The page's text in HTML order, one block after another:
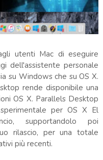
utenti Mac di eseguire
dell'assistente personale
su Windows che su OS X.
rende disponibile una
OS X. Parallels Desktop
per OS X El
supportandolo poi
rilascio, per una totale
più recenti.